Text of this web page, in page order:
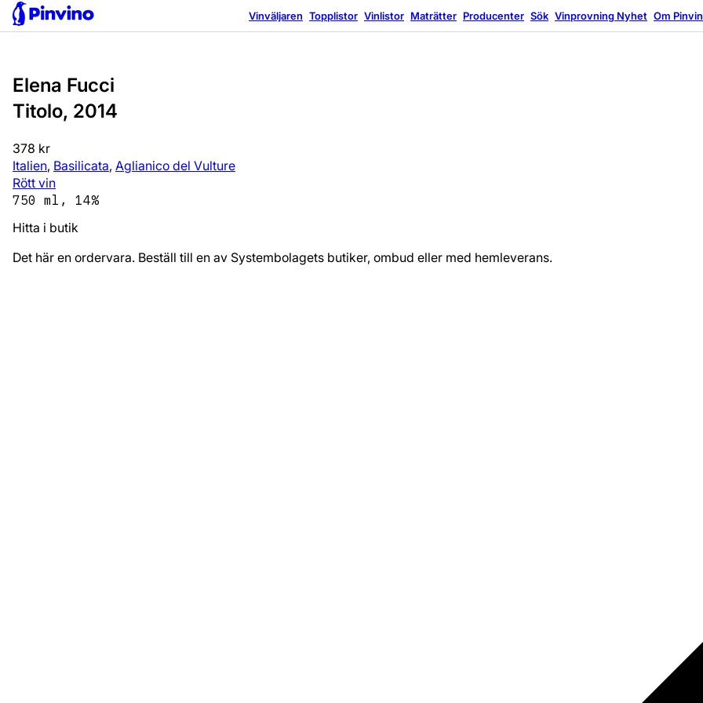
Vinväljaren Topplistor Vinlistor Maträtter Producenter Sök Vinprovning Nyhet Om
Elena Fucci
Titolo, 2014
378 kr
Italien, Basilicata, Aglianico del Vulture
Rött vin
750 ml, 14%
Hitta i butik
Det här en ordervara. Beställ till en av Systembolagets butiker, ombud eller med hemleverans.